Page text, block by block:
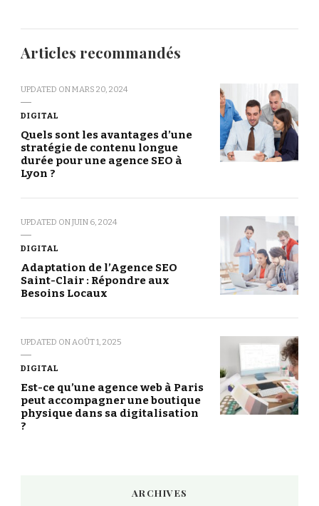
Articles recommandés
UPDATED ONMARS 20, 2024
DIGITAL
Quels sont les avantages d’une
stratégie de contenu longue
durée pour une agence SEO à
Lyon ?
UPDATED ONJUIN 6, 2024
DIGITAL
Adaptation de l’Agence SEO
Saint-Clair : Répondre aux
Besoins Locaux
UPDATED ONAOÛT 1, 2025
DIGITAL
Est-ce qu’une agence web à Paris
peut accompagner une boutique
physique dans sa digitalisation
?
ARCHIVES